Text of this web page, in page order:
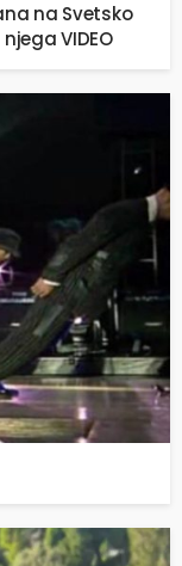
na Svetsko
VIDEO